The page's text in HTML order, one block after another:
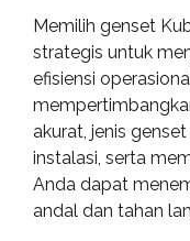
Memilih genset
strategis untuk
efisiensi
akurat, jenis
instalasi, serta
Anda dapat
andal dan tahan